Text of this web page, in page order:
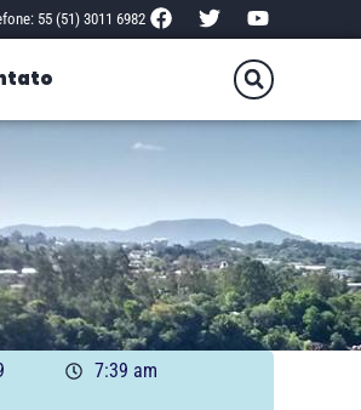
55 (51) 3011 6982
7:39 am